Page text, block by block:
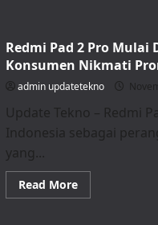
Redmi Pad 2 Pro
Konsumen Nikmati
admin updatetekno
Update Tekno – Redmi
Indonesia sebagai
yang...
Read MoreRead
more